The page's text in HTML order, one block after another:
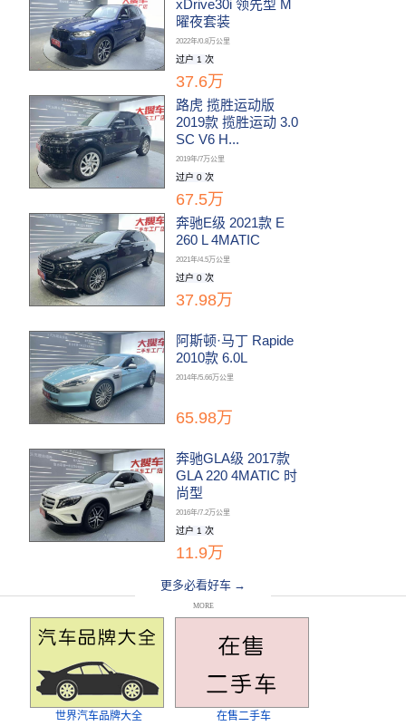
xDrive30i 领先型 M
曜夜套装
2022年/0.8万公里
过户 1 次
37.6万
路虎 揽胜运动版
2019款 揽胜运动 3.0
SC V6 H...
2019年/7万公里
过户 0 次
67.5万
奔驰E级 2021款 E
260 L 4MATIC
2021年/4.5万公里
过户 0 次
37.98万
阿斯顿·马丁 Rapide
2010款 6.0L
2014年/5.66万公里
65.98万
奔驰GLA级 2017款
GLA 220 4MATIC 时
尚型
2016年/7.2万公里
过户 1 次
11.9万
更多必看好车 →
MORE
世界汽车品牌大全 在售二手车